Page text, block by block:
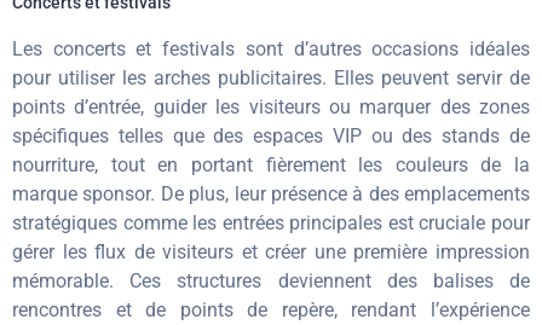
Les concerts et festivals sont d’autres occasions idéales
pour utiliser les arches publicitaires. Elles peuvent servir de
points d’entrée, guider les visiteurs ou marquer des zones
spécifiques telles que des espaces VIP ou des stands de
nourriture, tout en portant fièrement les couleurs de la
marque sponsor. De plus, leur présence à des emplacements
stratégiques comme les entrées principales est cruciale pour
gérer les flux de visiteurs et créer une première impression
mémorable. Ces structures deviennent des balises de
rencontres et de points de repère, rendant l’expérience